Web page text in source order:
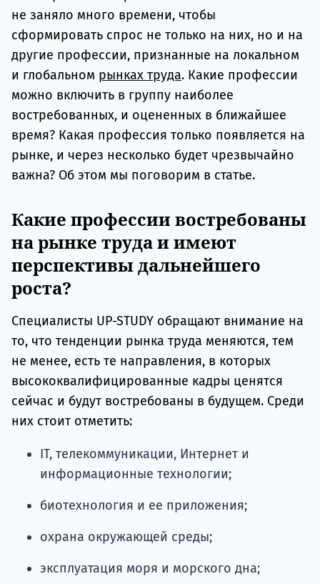
не заняло много времени, чтобы
сформировать спрос не только на них, но и на
другие профессии, признанные на локальном
и глобальном рынках труда. Какие профессии
можно включить в группу наиболее
востребованных, и оцененных в ближайшее
время? Какая профессия только появляется на
рынке, и через несколько будет чрезвычайно
важна? Об этом мы поговорим в статье.
Какие профессии востребованы
на рынке труда и имеют
перспективы дальнейшего
роста?
Специалисты UP-STUDY обращают внимание на
то, что тенденции рынка труда меняются, тем
не менее, есть те направления, в которых
высококвалифицированные кадры ценятся
сейчас и будут востребованы в будущем. Среди
них стоит отметить:
IT, телекоммуникации, Интернет и
информационные технологии;
биотехнология и ее приложения;
охрана окружающей среды;
эксплуатация моря и морского дна;